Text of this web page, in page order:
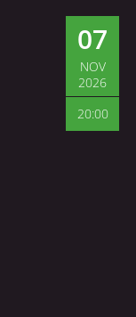
07
NOV
2026
20:00